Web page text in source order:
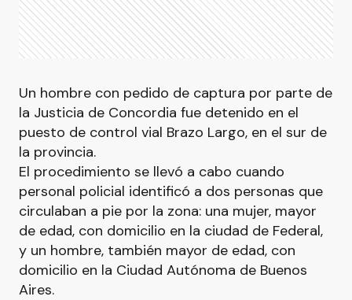
Un hombre con pedido de captura por parte de
la Justicia de Concordia fue detenido en el
puesto de control vial Brazo Largo, en el sur de
la provincia.
El procedimiento se llevó a cabo cuando
personal policial identificó a dos personas que
circulaban a pie por la zona: una mujer, mayor
de edad, con domicilio en la ciudad de Federal,
y un hombre, también mayor de edad, con
domicilio en la Ciudad Autónoma de Buenos
Aires.